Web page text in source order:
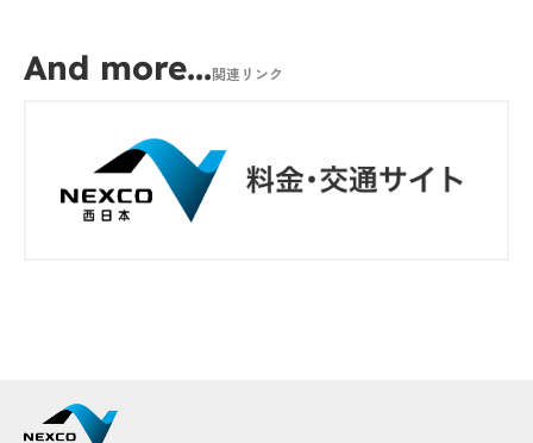
And more...関連リンク